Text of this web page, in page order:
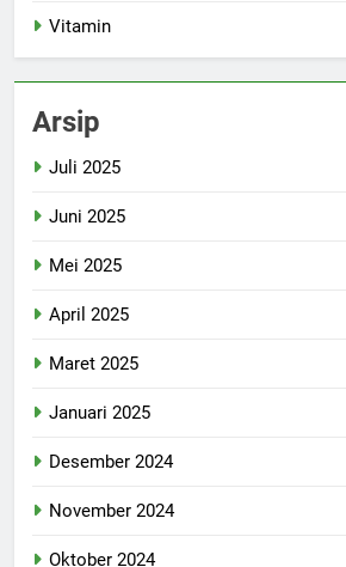
Vitamin
Arsip
Juli 2025
Juni 2025
Mei 2025
April 2025
Maret 2025
Januari 2025
Desember 2024
November 2024
Oktober 2024